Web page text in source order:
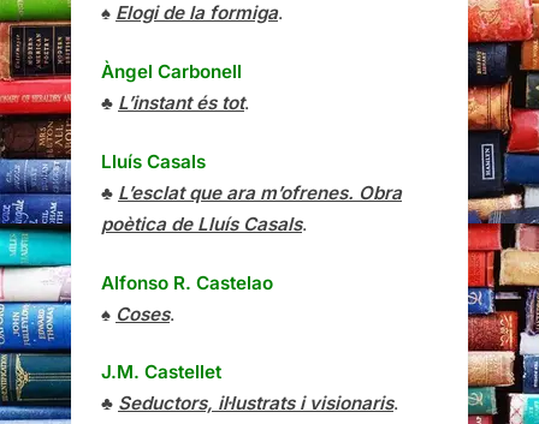
♠ Elogi de la formiga.
Àngel Carbonell
♣ L’instant és tot.
Lluís Casals
♣ L’esclat que ara m’ofrenes. Obra
poètica de Lluís Casals.
Alfonso R. Castelao
♠ Coses.
J.M. Castellet
♣ Seductors, il·lustrats i visionaris.